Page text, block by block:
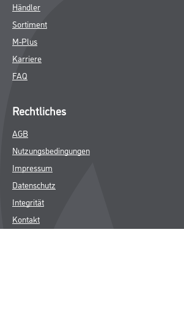
Händler
Sortiment
M-Plus
Karriere
FAQ
Rechtliches
AGB
Nutzungsbedingungen
Impressum
Datenschutz
Integrität
Kontakt